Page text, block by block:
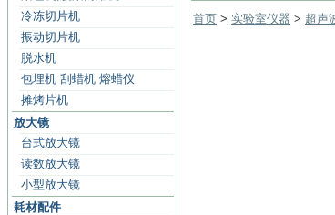
冷冻切片机
振动切片机
脱水机
包埋机 刮蜡机 熔蜡仪
摊烤片机
放大镜
台式放大镜
读数放大镜
小型放大镜
耗材配件
首页 > 实验室仪器 > 超声